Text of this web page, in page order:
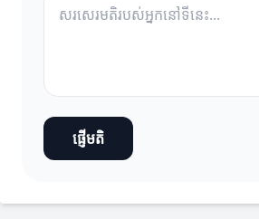
ផ្ញើមតិ